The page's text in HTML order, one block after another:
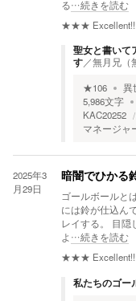
る…続きを読む
★★★ Excellent!!!
聖女と書い
す／無月兄（
★106 異
5,986文字
KAC20252
マネージャ
2025年3
月29日
暗闇でひかる
ゴールボールと
には鈴が仕込ん
レイする。 目隠
よ …続きを読む
★★★ Excellent!!!
私たちのゴー